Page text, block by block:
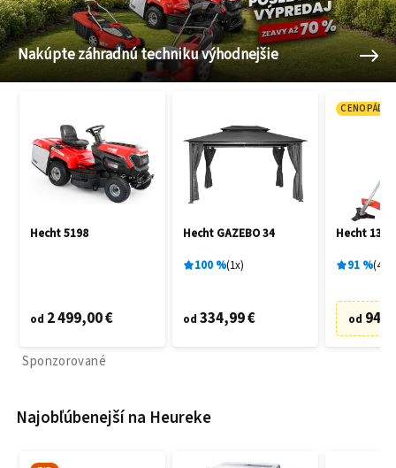
Nakúpte záhradnú techniku výhodnejšie
Hecht 5198
od 2 499,00 €
Hecht GAZEBO 34
100% 1x
od 334,99 €
CENOPÁD
Hecht 135
91% 48
od
Sponzorované
Najobľúbenejší na Heureke